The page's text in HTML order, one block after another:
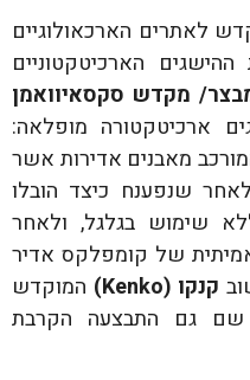
לאתרים הארכאולוגיים
הארכיטקטוניים
מקדש סקסאיוואמן
ארכיטקטורה מופלאה:
מאבנים אדירות אשר
שנפענח כיצד הובלו
שימוש בגלגל, ולאחר
של קומפלקס אדיר
קנקו (Kenko
) המוקדש
גם התבצעה הקרבת